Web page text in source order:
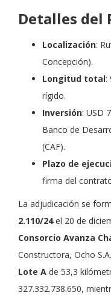
Detalles del
Localización:
Concepción).
Longitud total:
rígido.
Inversión: USD
Banco de
(CAF).
Plazo de
firma del
La adjudicación se
2.110/24el 20 de
Consorcio Avanza
Constructora, Ocho
Lote A de 53,3
327.332.738.650,